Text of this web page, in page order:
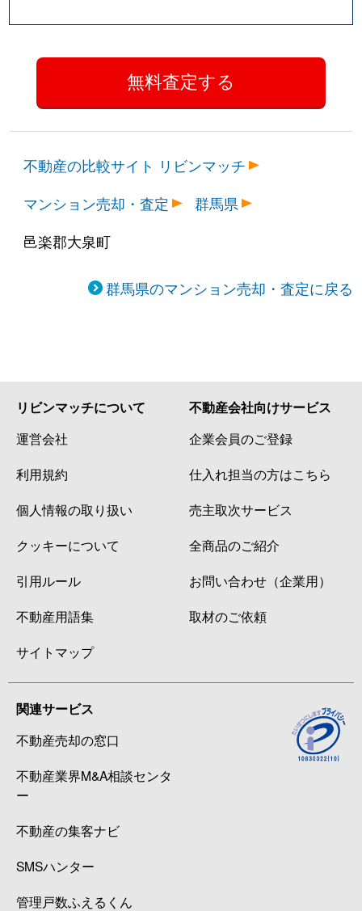
不動産の比較サイト リビンマッチ
マンション売却・査定
群馬県
邑楽郡大泉町
群馬県のマンション売却・査定に戻る
リビンマッチについて
運営会社
利用規約
個人情報の取り扱い
クッキーについて
引用ルール
不動産用語集
サイトマップ
不動産会社向けサービス
企業会員のご登録
仕入れ担当の方はこちら
売主取次サービス
全商品のご紹介
お問い合わせ（企業用）
取材のご依頼
関連サービス
不動産売却の窓口
不動産業界M&A相談センタ
ー
不動産の集客ナビ
SMSハンター
管理戸数ふえるくん